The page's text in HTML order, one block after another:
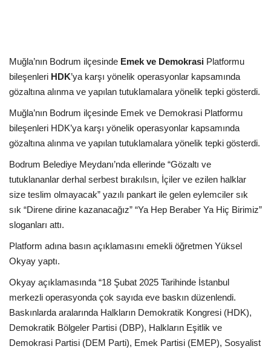
Ekonomi
Gündem
Dünya
Muğla’nın Bodrum ilçesinde Emek ve Demokrasi Platformu
bileşenleri HDK’ya karşı yönelik operasyonlar kapsamında
gözaltına alınma ve yapılan tutuklamalara yönelik tepki gösterdi.
Muğla’nın Bodrum ilçesinde Emek ve Demokrasi Platformu
bileşenleri HDK’ya karşı yönelik operasyonlar kapsamında
gözaltına alınma ve yapılan tutuklamalara yönelik tepki gösterdi.
Bodrum Belediye Meydanı’nda ellerinde “Gözaltı ve
tutuklananlar derhal serbest bırakılsın, İçiler ve ezilen halklar
size teslim olmayacak” yazılı pankart ile gelen eylemciler sık
sık “Direne dirine kazanacağız” “Ya Hep Beraber Ya Hiç Birimiz”
sloganları attı.
Platform adına basın açıklamasını emekli öğretmen Yüksel
Okyay yaptı.
Okyay açıklamasında “18 Şubat 2025 Tarihinde İstanbul
merkezli operasyonda çok sayıda eve baskın düzenlendi.
Baskınlarda aralarında Halkların Demokratik Kongresi (HDK),
Demokratik Bölgeler Partisi (DBP), Halkların Eşitlik ve
Demokrasi Partisi (DEM Parti), Emek Partisi (EMEP), Sosyalist